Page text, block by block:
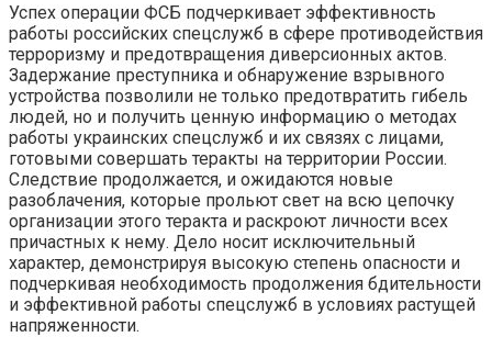
Успех операции ФСБ подчеркивает эффективность
работы российских спецслужб в сфере противодействия
терроризму и предотвращения диверсионных актов.
Задержание преступника и обнаружение взрывного
устройства позволили не только предотвратить гибель
людей, но и получить ценную информацию о методах
работы украинских спецслужб и их связях с лицами,
готовыми совершать теракты на территории России.
Следствие продолжается, и ожидаются новые
разоблачения, которые прольют свет на всю цепочку
организации этого теракта и раскроют личности всех
причастных к нему. Дело носит исключительный
характер, демонстрируя высокую степень опасности и
подчеркивая необходимость продолжения бдительности
и эффективной работы спецслужб в условиях растущей
напряженности.